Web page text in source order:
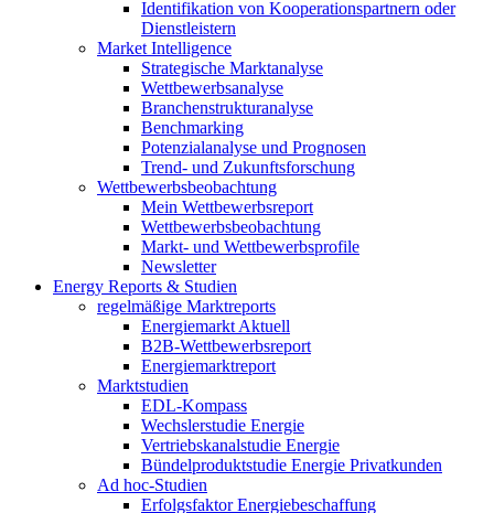
Identifikation von Kooperationspartnern oder
Dienstleistern
Market Intelligence
Strategische Marktanalyse
Wettbewerbsanalyse
Branchenstrukturanalyse
Benchmarking
Potenzialanalyse und Prognosen
Trend- und Zukunftsforschung
Wettbewerbs­beobachtung
Mein Wettbewerbsreport
Wettbewerbsbeobachtung
Markt- und Wettbewerbsprofile
Newsletter
Energy Reports & Studien
regelmäßige Marktreports
Energiemarkt Aktuell
B2B-Wettbewerbsreport
Energiemarktreport
Marktstudien
EDL-Kompass
Wechslerstudie Energie
Vertriebskanalstudie Energie
Bündelproduktstudie Energie Privatkunden
Ad hoc-Studien
Erfolgsfaktor Energiebeschaffung